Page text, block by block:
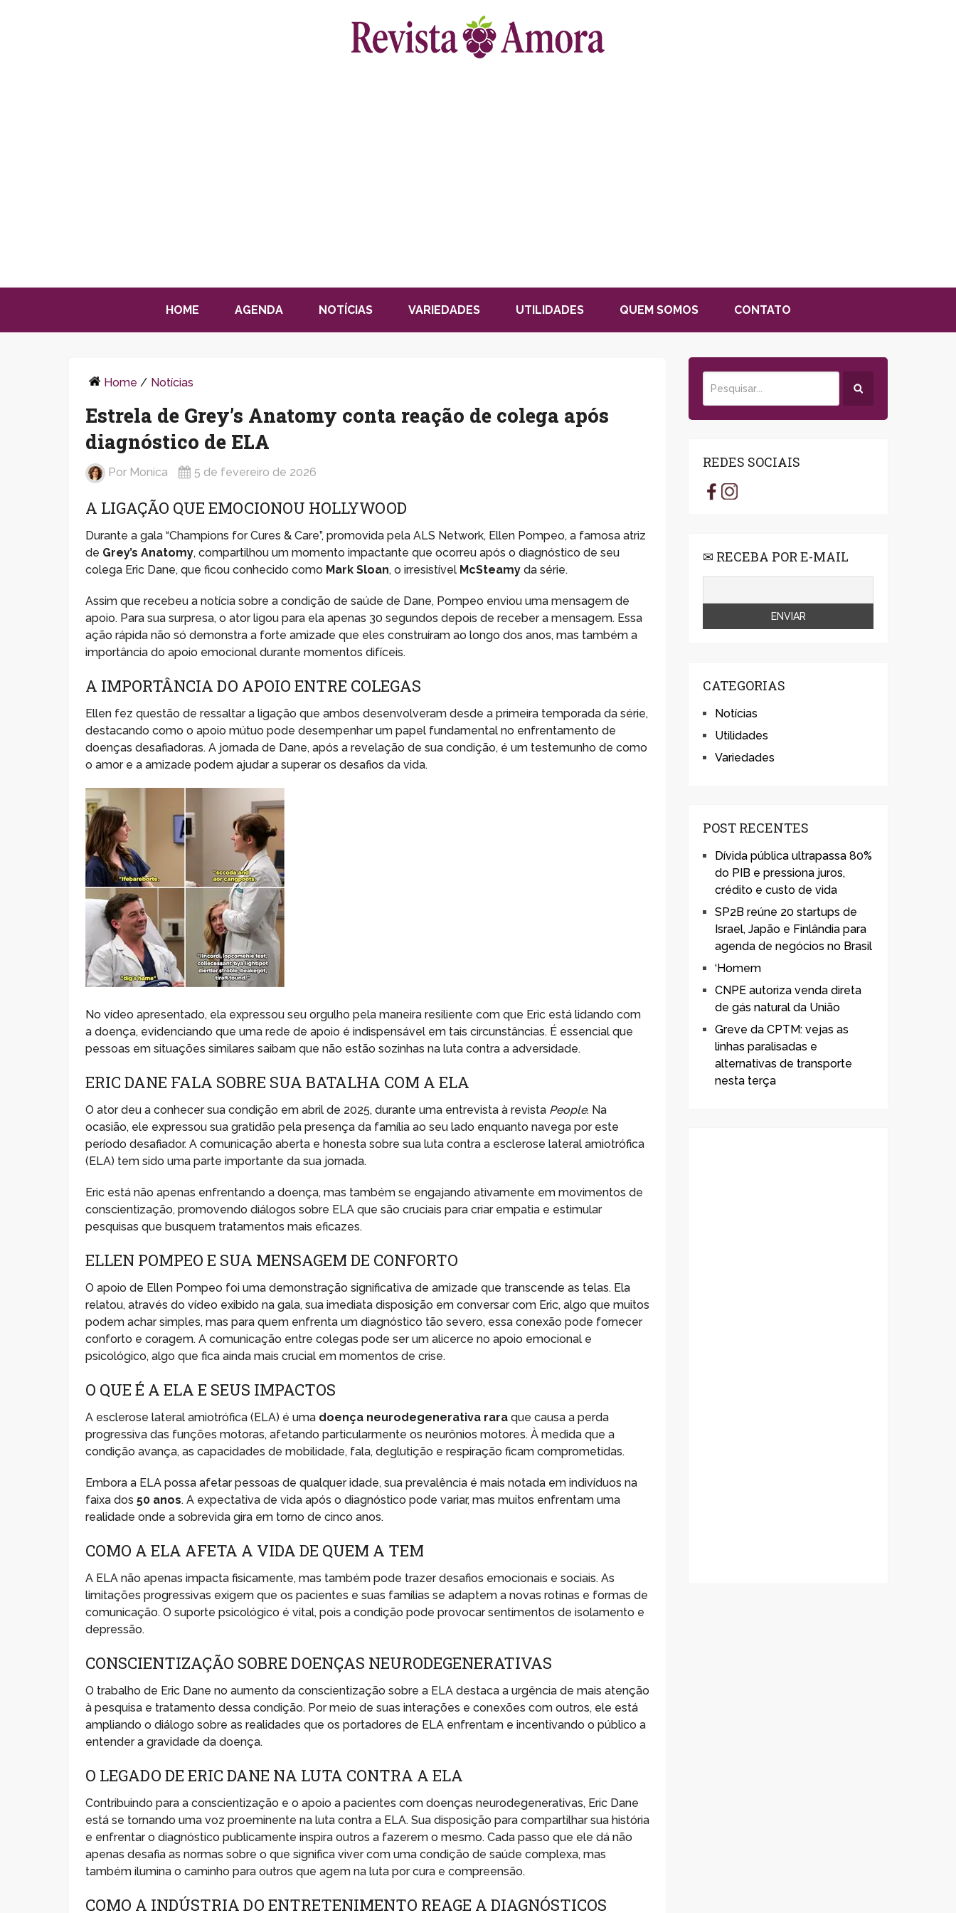
HOME AGENDA NOTÍCIAS VARIEDADES UTILIDADES QUEM SOMOS CONTATO
Home / Notícias
Estrela de Grey’s Anatomy conta reação de colega após
diagnóstico de ELA
Por Monica 5 de fevereiro de 2026
A LIGAÇÃO QUE EMOCIONOU HOLLYWOOD
Durante a gala “Champions for Cures & Care”, promovida pela ALS Network, Ellen Pompeo, a famosa atriz
de Grey’s Anatomy, compartilhou um momento impactante que ocorreu após o diagnóstico de seu
colega Eric Dane, que ficou conhecido como Mark Sloan, o irresistível McSteamy da série.
Assim que recebeu a notícia sobre a condição de saúde de Dane, Pompeo enviou uma mensagem de
apoio. Para sua surpresa, o ator ligou para ela apenas 30 segundos depois de receber a mensagem. Essa
ação rápida não só demonstra a forte amizade que eles construíram ao longo dos anos, mas também a
importância do apoio emocional durante momentos difíceis.
A IMPORTÂNCIA DO APOIO ENTRE COLEGAS
Ellen fez questão de ressaltar a ligação que ambos desenvolveram desde a primeira temporada da série,
destacando como o apoio mútuo pode desempenhar um papel fundamental no enfrentamento de
doenças desafiadoras. A jornada de Dane, após a revelação de sua condição, é um testemunho de como
o amor e a amizade podem ajudar a superar os desafios da vida.
No vídeo apresentado, ela expressou seu orgulho pela maneira resiliente com que Eric está lidando com
a doença, evidenciando que uma rede de apoio é indispensável em tais circunstâncias. É essencial que
pessoas em situações similares saibam que não estão sozinhas na luta contra a adversidade.
ERIC DANE FALA SOBRE SUA BATALHA COM A ELA
O ator deu a conhecer sua condição em abril de 2025, durante uma entrevista à revista People. Na
ocasião, ele expressou sua gratidão pela presença da família ao seu lado enquanto navega por este
período desafiador. A comunicação aberta e honesta sobre sua luta contra a esclerose lateral amiotrófica
(ELA) tem sido uma parte importante da sua jornada.
Eric está não apenas enfrentando a doença, mas também se engajando ativamente em movimentos de
conscientização, promovendo diálogos sobre ELA que são cruciais para criar empatia e estimular
pesquisas que busquem tratamentos mais eficazes.
ELLEN POMPEO E SUA MENSAGEM DE CONFORTO
O apoio de Ellen Pompeo foi uma demonstração significativa de amizade que transcende as telas. Ela
relatou, através do vídeo exibido na gala, sua imediata disposição em conversar com Eric, algo que muitos
podem achar simples, mas para quem enfrenta um diagnóstico tão severo, essa conexão pode fornecer
conforto e coragem. A comunicação entre colegas pode ser um alicerce no apoio emocional e
psicológico, algo que fica ainda mais crucial em momentos de crise.
O QUE É A ELA E SEUS IMPACTOS
A esclerose lateral amiotrófica (ELA) é uma doença neurodegenerativa rara que causa a perda
progressiva das funções motoras, afetando particularmente os neurônios motores. À medida que a
condição avança, as capacidades de mobilidade, fala, deglutição e respiração ficam comprometidas.
Embora a ELA possa afetar pessoas de qualquer idade, sua prevalência é mais notada em indivíduos na
faixa dos50 anos. A expectativa de vida após o diagnóstico pode variar, mas muitos enfrentam uma
realidade onde a sobrevida gira em torno de cinco anos.
COMO A ELA AFETA A VIDA DE QUEM A TEM
A ELA não apenas impacta fisicamente, mas também pode trazer desafios emocionais e sociais. As
limitações progressivas exigem que os pacientes e suas famílias se adaptem a novas rotinas e formas de
comunicação. O suporte psicológico é vital, pois a condição pode provocar sentimentos de isolamento e
depressão.
CONSCIENTIZAÇÃO SOBRE DOENÇAS NEURODEGENERATIVAS
O trabalho de Eric Dane no aumento da conscientização sobre a ELA destaca a urgência de mais atenção
à pesquisa e tratamento dessa condição. Por meio de suas interações e conexões com outros, ele está
ampliando o diálogo sobre as realidades que os portadores de ELA enfrentam e incentivando o público a
entender a gravidade da doença.
O LEGADO DE ERIC DANE NA LUTA CONTRA A ELA
Contribuindo para a conscientização e o apoio a pacientes com doenças neurodegenerativas, Eric Dane
está se tornando uma voz proeminente na luta contra a ELA. Sua disposição para compartilhar sua história
e enfrentar o diagnóstico publicamente inspira outros a fazerem o mesmo. Cada passo que ele dá não
apenas desafia as normas sobre o que significa viver com uma condição de saúde complexa, mas
também ilumina o caminho para outros que agem na luta por cura e compreensão.
COMO A INDÚSTRIA DO ENTRETENIMENTO REAGE A DIAGNÓSTICOS
REDES SOCIAIS
✉ RECEBA POR E-MAIL
CATEGORIAS
Notícias
Utilidades
Variedades
POST RECENTES
Dívida pública ultrapassa 80%
do PIB e pressiona juros,
crédito e custo de vida
SP2B reúne 20 startups de
Israel, Japão e Finlândia para
agenda de negócios no Brasil
‘Homem
CNPE autoriza venda direta
de gás natural da União
Greve da CPTM: vejas as
linhas paralisadas e
alternativas de transporte
nesta terça